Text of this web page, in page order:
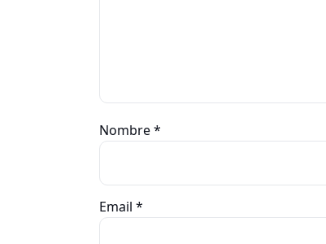
Nombre*
Email *